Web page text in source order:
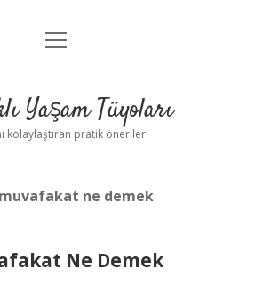
Anasayfa
Yasal Uyarı
menüyü
Yaşam Tüyoları
kolaylaştıran pratik öneriler!
ne demek
Ne Demek